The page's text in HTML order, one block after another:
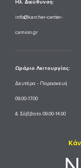
Ηλ. Διεύθυνση:
info@karcher-center-
camion.gr
Ωράριο Λειτουργίας:
Δευτέρα - Παρασκευή
09.00-17.00
& Σάββατο 09.00-14.00